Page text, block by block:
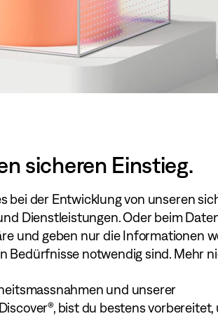
sicheren Einstieg.
bei der Entwicklung von unseren
Dienstleistungen. Oder beim
und geben nur die Informationen
Bedürfnisse notwendig sind. Mehr
und unserer
bist du bestens vorbereitet,